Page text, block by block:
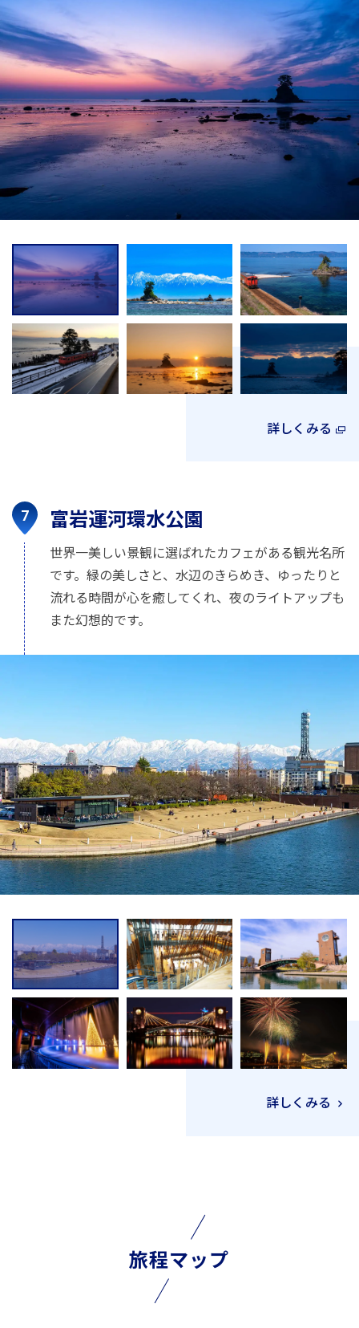
詳しくみる
富岩運河環水公園
世界一美しい景観に選ばれたカフェがある観光名所
です。緑の美しさと、水辺のきらめき、ゆったりと
流れる時間が心を癒してくれ、夜のライトアップも
また幻想的です。
詳しくみる
旅程マップ